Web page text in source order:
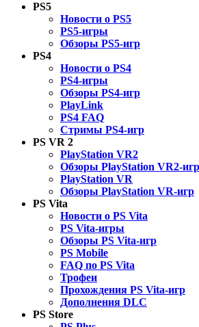
PS5
Новости о PS5
PS5-игры
Обзоры PS5-игр
PS4
Новости о PS4
PS4-игры
Обзоры PS4-игр
PlayLink
PS4 FAQ
Стримы PS4-игр
PS VR 2
PlayStation VR2
Обзоры PlayStation VR2-игр
PlayStation VR
Обзоры PlayStation VR-игр
PS Vita
Новости о PS Vita
PS Vita-игры
Обзоры PS Vita-игр
PS Mobile
FAQ по PS Vita
Трофеи
Прохождения PS Vita-игр
Дополнения DLC
PS Store